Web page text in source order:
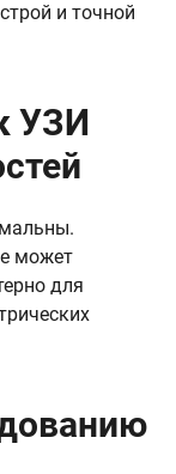
и точной
УЗИ
может
для